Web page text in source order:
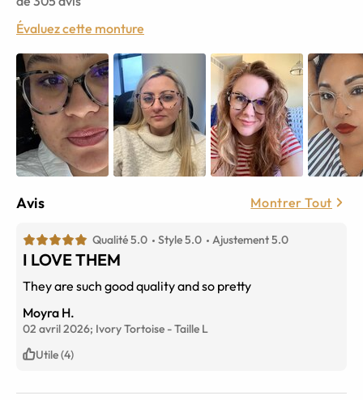
Évaluez cette monture
Avis Montrer Tout
Qualité 5.0 Style 5.0 Ajustement 5.0
I LOVE THEM
They are such good quality and so pretty
Moyra H.
02 avril 2026; Ivory Tortoise -Taille L
Utile (4)